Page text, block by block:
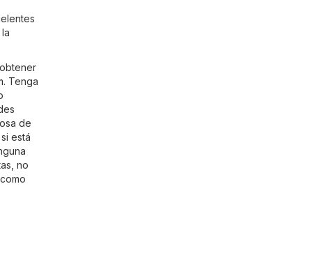
. Tenga
de
está
no